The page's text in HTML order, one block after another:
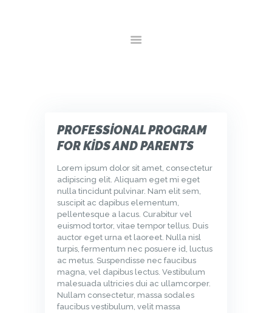
PROFESSIONAL PROGRAM
FOR KIDS AND PARENTS
Lorem ipsum dolor sit amet, consectetur
adipiscing elit. Aliquam eget mi eget
nulla tincidunt pulvinar. Nam elit sem,
suscipit ac dapibus elementum,
pellentesque a lacus. Curabitur vel
euismod tortor, vitae tempor tellus. Duis
auctor eget urna et laoreet. Nulla nisl
turpis, fermentum nec posuere id, luctus
ac metus. Suspendisse nec faucibus
magna, vel dapibus lectus. Vestibulum
malesuada ultricies dui ac ullamcorper.
Nullam consectetur, massa sodales
faucibus vestibulum, velit massa